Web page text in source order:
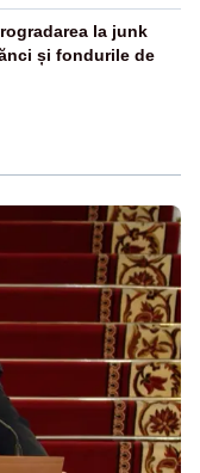
la junk
și fondurile de